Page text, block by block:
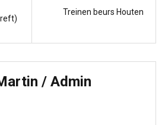
Treinen beurs Houten
/ Admin